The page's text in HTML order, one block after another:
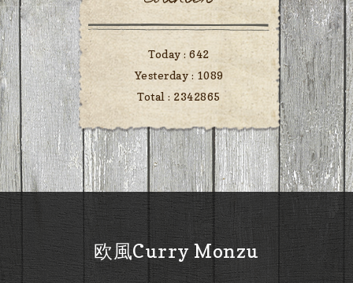
Today :642
Yesterday : 1089
Total : 2342865
欧風Curry Monzu